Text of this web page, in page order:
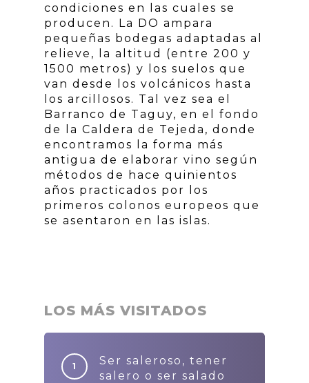
condiciones en las cuales se
producen. La DO ampara
pequeñas bodegas adaptadas al
relieve, la altitud (entre 200 y
1500 metros) y los suelos que
van desde los volcánicos hasta
los arcillosos. Tal vez sea el
Barranco de Taguy, en el fondo
de la Caldera de Tejeda, donde
encontramos la forma más
antigua de elaborar vino según
métodos de hace quinientos
años practicados por los
primeros colonos europeos que
se asentaron en las islas.
LOS MÁS VISITADOS
Ser saleroso, tener
salero o ser salado